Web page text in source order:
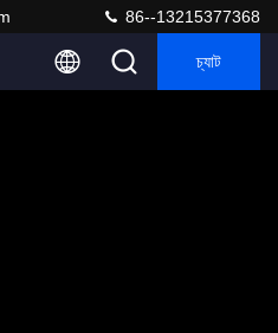
86--13215377368
চ্যাট